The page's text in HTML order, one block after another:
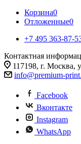
Корзина0
Отложенные0
+7 495 363-87-
Контактная
117198, г. Москва,
info@premium-
Facebook
Вконтакте
Instagram
WhatsApp